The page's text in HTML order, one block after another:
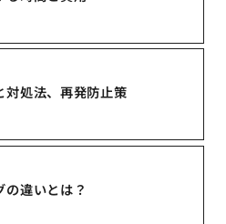
対処法、再発防止策
の違いとは？